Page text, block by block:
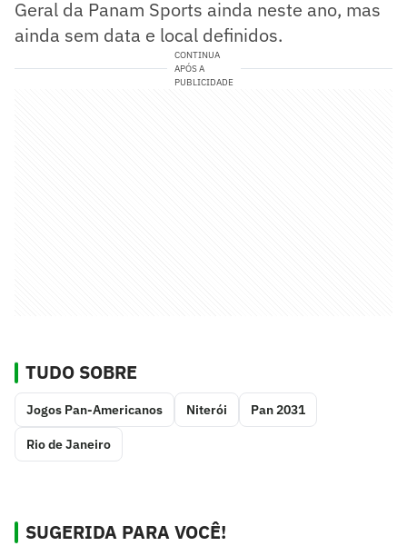
Geral da Panam Sports ainda neste ano, mas
ainda sem data e local definidos.
CONTINUA
APÓS A
PUBLICIDADE
TUDO SOBRE
Jogos Pan-Americanos Niterói Pan 2031
Rio de Janeiro
SUGERIDA PARA VOCÊ!